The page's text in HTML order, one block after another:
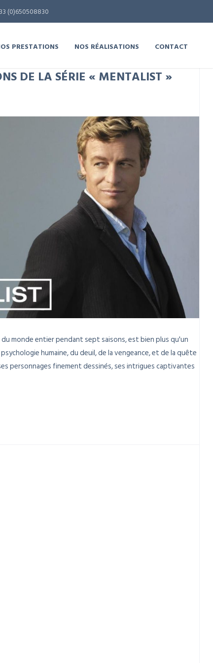
(0)650508830
PRESTATIONS NOS RÉALISATIONS CONTACT
DE LA SÉRIE « MENTALIST »
monde entier pendant sept saisons, est bien plus qu'un
humaine, du deuil, de la vengeance, et de la quête
personnages finement dessinés, ses intrigues captivantes